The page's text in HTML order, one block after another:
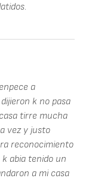
a
k no pasa
tirre mucha
vez y justo
reconocimiento
abia tenido un
a mi casa